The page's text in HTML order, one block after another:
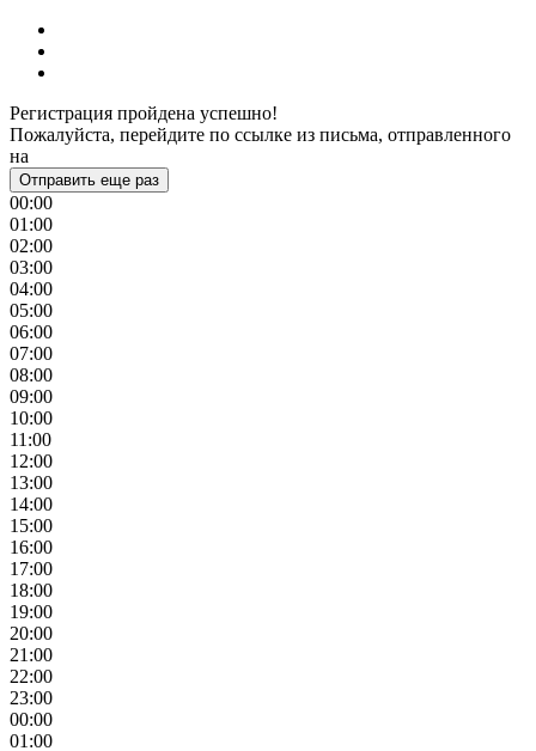
Регистрация пройдена успешно!
Пожалуйста, перейдите по ссылке из письма, отправленного
на
Отправить еще раз
00:00
01:00
02:00
03:00
04:00
05:00
06:00
07:00
08:00
09:00
10:00
11:00
12:00
13:00
14:00
15:00
16:00
17:00
18:00
19:00
20:00
21:00
22:00
23:00
00:00
01:00